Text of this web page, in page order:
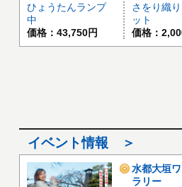
ひょうたんランプ
中
価格：43,750円
さをり織
ット
価格：
イベント情報 ＞